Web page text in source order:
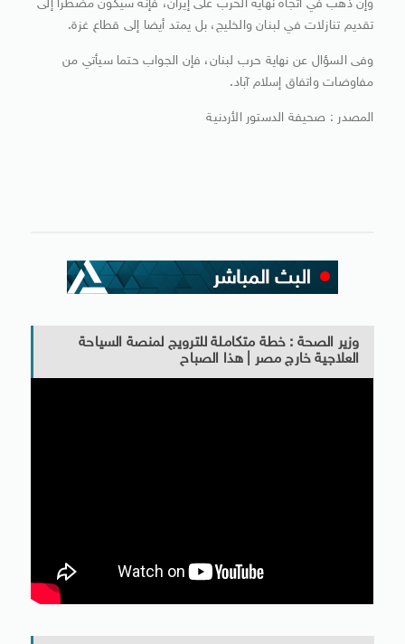
وإن ذهب في اتجاه نهاية الحرب على إيران، فإنه سيكون مضطرا إلى
تقديم تنازلات في لبنان والخليج، بل يمتد أيضا إلى قطاع غزة.
وفى السؤال عن نهاية حرب لبنان، فإن الجواب حتما سيأتي من
مفاوضات واتفاق إسلام آباد.
المصدر : صحيفة الدستور الأردنية
وزير الصحة : خطة متكاملة للترويج لمنصة السياحة
العلاجية خارج مصر | هذا الصباح